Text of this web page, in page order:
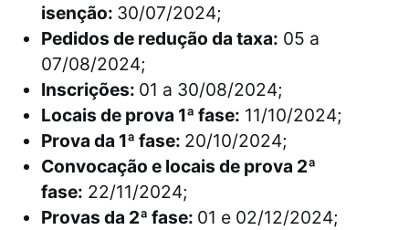
isenção: 30/07/2024;
Pedidos de redução da taxa: 05 a
07/08/2024;
Inscrições: 01 a 30/08/2024;
Locais de prova 1ª fase: 11/10/2024;
Prova da 1ª fase: 20/10/2024;
Convocação e locais de prova 2ª
fase: 22/11/2024;
Provas da 2ª fase: 01 e 02/12/2024;